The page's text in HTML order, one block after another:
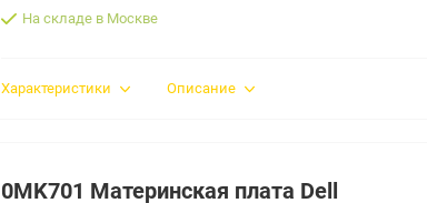
На складе в Москве
Характеристики Описание
0MK701 Материнская плата Dell